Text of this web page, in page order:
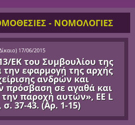
- ΝΟΜΟΛΟΓΙΕΣ
) 17/06/2015
ΕΚ του Συμβουλίου της
την εφαρμογή της αρχής
ανδρών και
πρόσβαση σε αγαθά και
την παροχή αυτών», ΕΕ L
σ. 37-43. (Αρ. 1-15)